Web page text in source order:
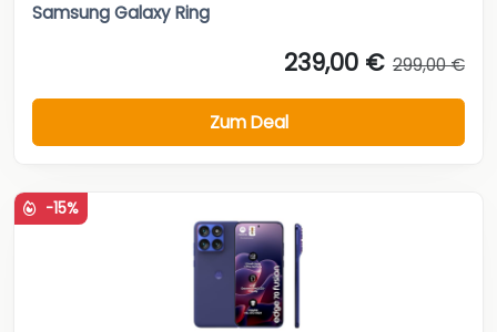
Samsung Galaxy Ring
239,00 € 299,00 €
Zum Deal
-15%